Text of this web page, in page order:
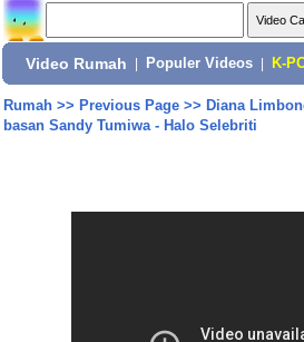
Video Rumah Populer Videos K-
Rumah>> Previous Page>> Diana
basan Sandy Tumiwa - Halo Selebriti